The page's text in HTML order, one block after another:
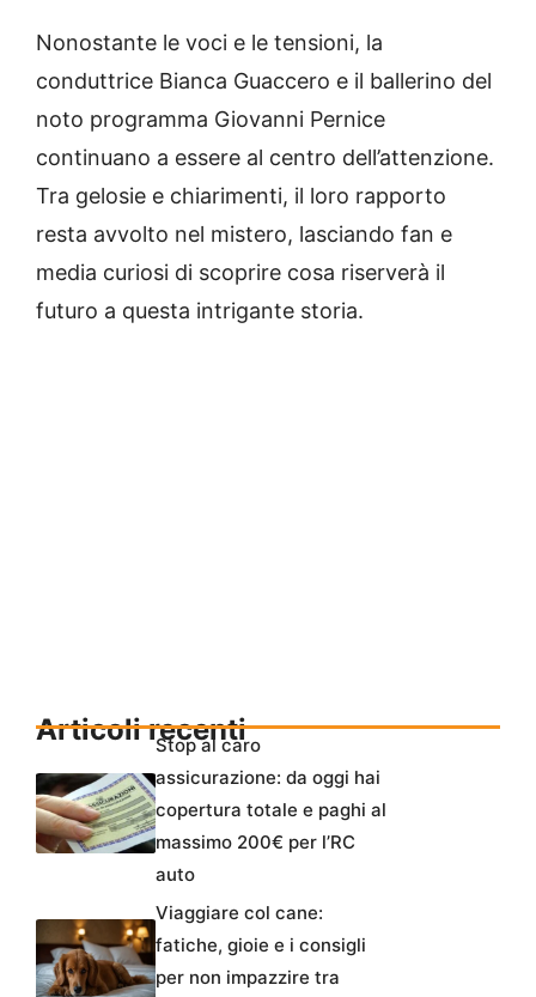
Nonostante le voci e le tensioni, la
conduttrice Bianca Guaccero e il ballerino del
noto programma Giovanni Pernice
continuano a essere al centro dell’attenzione.
Tra gelosie e chiarimenti, il loro rapporto
resta avvolto nel mistero, lasciando fan e
media curiosi di scoprire cosa riserverà il
futuro a questa intrigante storia.
Articoli recenti
Stop al caro
assicurazione: da oggi hai
copertura totale e paghi al
massimo 200€ per l’RC
auto
Viaggiare col cane:
fatiche, gioie e i consigli
per non impazzire tra